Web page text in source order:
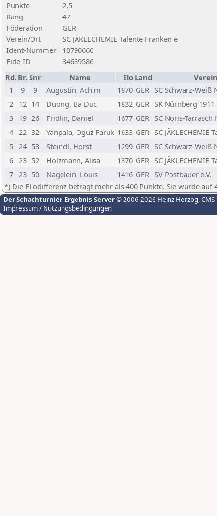
Punkte
2,5
Rang
47
Föderation
GER
Verein/Ort
SC JÄKLECHEMIE Talente Franken e
Ident-Nummer
10790660
Fide-ID
34639586
Rd. Br.Snr Name Elo Land
1
9 9 Augustin, Achim 1870 GER SC Schwarz-Weiß
2
12 14 Duong, Ba Duc 1832 GER SK Nürnberg 1911
3
19 26 Fridlin, Daniel 1677 GER SC Noris-
4
22 32 Yanpala, Oguz Faruk 1633 GER SC JÄKLECHEMIE
5
24 53 Steindl, Horst 1299 GER SC Schwarz-Weiß
6
23 52 Holzmann, Alisa 1370 GER SC JÄKLECHEMIE
7
23 50 Nägelein, Louis 1416 GER SV Postbauer e.V.
*) Die ELodifferenz beträgt mehr als 400 Punkte. Sie wurde auf
Der Schachturnier-Ergebnis-Server© 2006-2026 Heinz Herzog,
Impressum / Nutzungsbedingungen